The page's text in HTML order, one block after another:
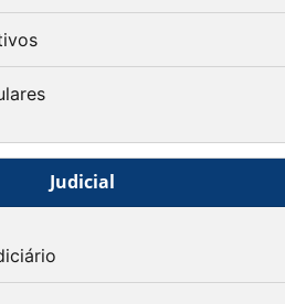
Judicial